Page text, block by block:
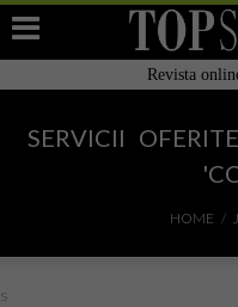
Home
Filtre de apa alcalina
Top Saloane de
Revista
SERVICII
HOME
s